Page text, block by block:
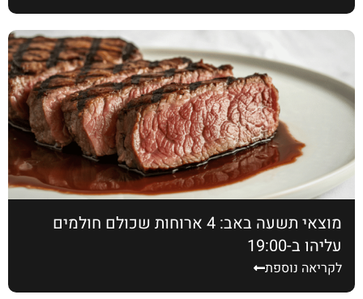
מוצאי תשעה באב: 4 ארוחות שכולם חולמים
עליהן ב-19:00
לקריאה נוספת